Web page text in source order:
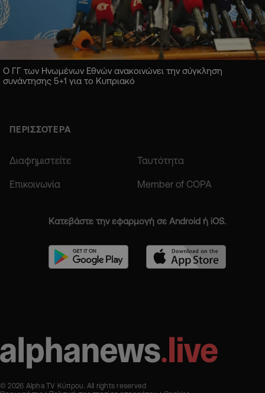
Ο ΓΓ των Ηνωμένων Εθνών ανακοινώνει την σύγκληση
συνάντησης 5+1 για το Κυπριακό
ΠΕΡΙΣΣΟΤΕΡΑ
Διαφημιστείτε Ταυτότητα
Επικοινωνία Member of COPA
Κατεβάστε την εφαρμογή σε Android ή iOS.
© 2026 Alpha TV Κύπρου. All rights reserved